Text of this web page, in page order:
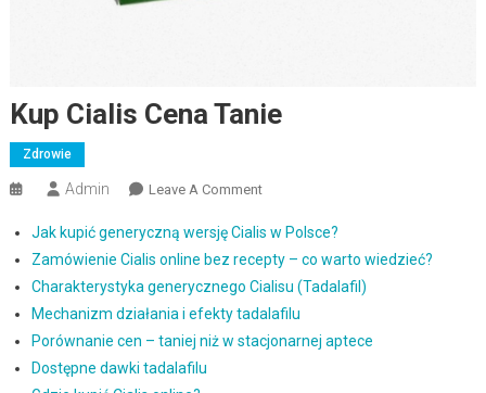
Kup Cialis Cena Tanie
Zdrowie
Admin Leave A CommentKup Cialis Cena Tanie
Jak kupić generyczną wersję Cialis w Polsce?
Zamówienie Cialis online bez recepty – co warto wiedzieć?
Charakterystyka generycznego Cialisu (Tadalafil)
Mechanizm działania i efekty tadalafilu
Porównanie cen – taniej niż w stacjonarnej aptece
Dostępne dawki tadalafilu